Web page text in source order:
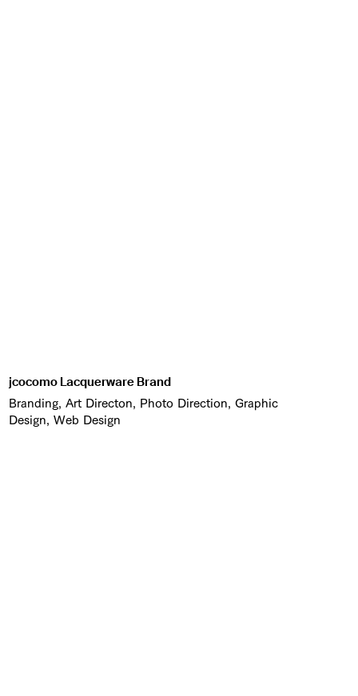
jcocomo Lacquerware Brand
Branding, Art Directon, Photo Direction, Graphic
Design, Web Design